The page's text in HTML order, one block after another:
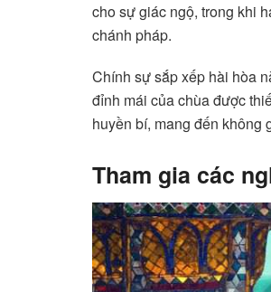
cho sự giác ngộ, trong khi
chánh pháp.
Chính sự sắp xếp hài hòa
đỉnh mái của chùa được
huyền bí, mang đến không
Tham gia các